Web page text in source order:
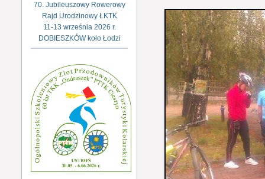
70. Jubileuszowy Rowerowy
Rajd Urodzinowy ŁKTK
11-13 września 2026 r.
DOBIESZKÓW koło Łodzi